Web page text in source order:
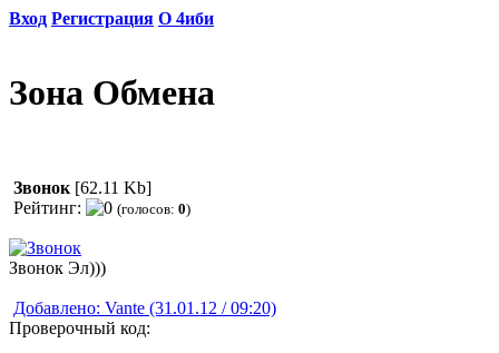
Вход Регистрация О 4иби
Зона Обмена
Звонок [62.11 Kb]
Рейтинг:
(голосов: 0)
Звонок Эл)))
Добавлено: Vante (31.01.12 / 09:20)
Проверочный код: